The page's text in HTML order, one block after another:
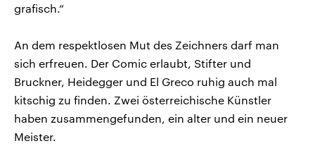
grafisch.“
An dem respektlosen Mut des Zeichners darf man
sich erfreuen. Der Comic erlaubt, Stifter und
Bruckner, Heidegger und El Greco ruhig auch mal
kitschig zu finden. Zwei österreichische Künstler
haben zusammengefunden, ein alter und ein neuer
Meister.